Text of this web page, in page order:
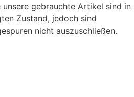
gebrauchte Artikel sind in
Zustand, jedoch sind
nicht auszuschließen.